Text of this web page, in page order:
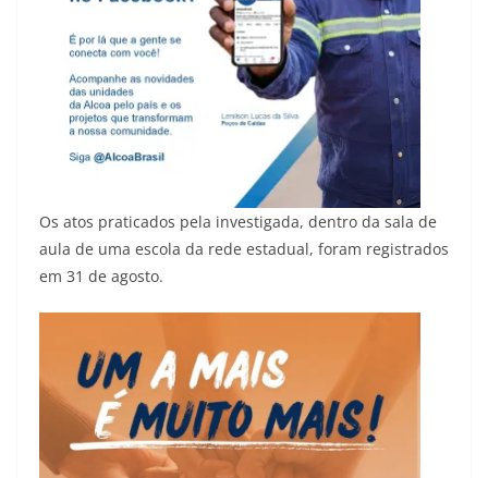
Os atos praticados pela investigada, dentro da sala de
aula de uma escola da rede estadual, foram registrados
em 31 de agosto.